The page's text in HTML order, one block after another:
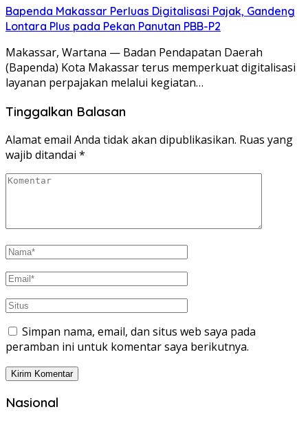
Bapenda Makassar Perluas Digitalisasi Pajak, Gandeng
Lontara Plus pada Pekan Panutan PBB-P2
Makassar, Wartana — Badan Pendapatan Daerah
(Bapenda) Kota Makassar terus memperkuat digitalisasi
layanan perpajakan melalui kegiatan…
Tinggalkan Balasan
Alamat email Anda tidak akan dipublikasikan. Ruas yang
wajib ditandai *
Simpan nama, email, dan situs web saya pada
peramban ini untuk komentar saya berikutnya.
Nasional